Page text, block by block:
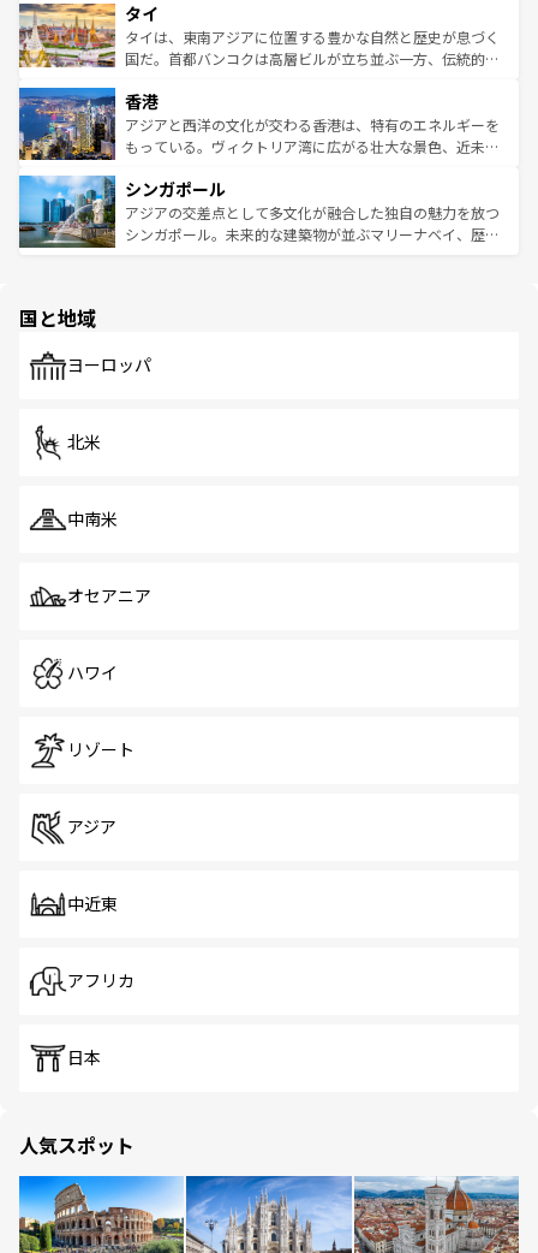
リティに包まれながら、韓国の多彩な魅力を心ゆくまで味
わってみてほしい。 なお、新着の韓国情報はコンテンツ一
覧を参照してほしい。
急速な発展と共に伝統が息づく。ハノイの古い町並みやホ
ーチミン市のフランス統治時代の建物も、独特の雰囲気を
醸し出している。また、バラエティの豊かさとおいしさで
とつ。フォーやバインミー、ベトナムコーヒーなどは、ぜ
ひ現地で味わいたい。どの地域を訪れてもあたたかい人々
が旅行者を迎えてくれるので、きっと忘れられない旅にな
参照してほしい。
タイ
タイは、東南アジアに位置する豊かな自然と歴史が息づく
国だ。首都バンコクは高層ビルが立ち並ぶ一方、伝統的な
の活気が交差している。北部ではチェンマイなどの山岳地
帯で自然と触れ合い、南部ではプーケットやクラビの美し
いビーチでリゾート気分を楽しむことができる。タイ料理
激する。気候は一年中温暖で、どの季節にも異なる楽しみ
が待っている。親しみやすいタイの人々、仏教を中心とし
た文化、そして多様な観光資源が、訪れる旅人を魅了し続
香港
アジアと西洋の文化が交わる香港は、特有のエネルギーを
もっている。ヴィクトリア湾に広がる壮大な景色、近未来
み、どこを訪れても感動するはず。観光スポットが密集し
ており、効率よく見どころを回れるのも魅力。息をのむよ
うな絶景から文化的な体験まで、香港を存分に楽しみ尽く
シンガポール
アジアの交差点として多文化が融合した独自の魅力を放つ
シンガポール。未来的な建築物が並ぶマリーナベイ、歴史
で、ホーカーズは地元の風情を楽しめる外せないスポット
国と地域
ヨーロッパ
北米
中南米
オセアニア
ハワイ
リゾート
アジア
中近東
アフリカ
日本
人気スポット